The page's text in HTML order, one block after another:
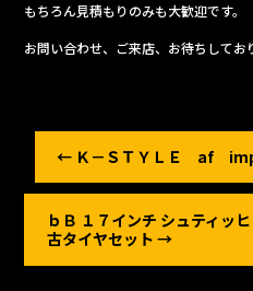
もちろん見積もりのみも大歓迎です。
お問い合わせ、ご来店、お待ちしてお
← Ｋ－ＳＴＹＬＥ af imp
ｂＢ １７インチ シュティッ
古タイヤセット→